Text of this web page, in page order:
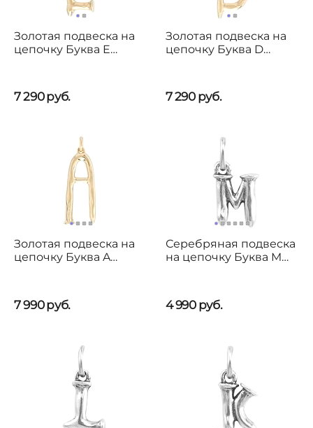
Золотая подвеска на
цепочку Буква E
7 290руб.
Золотая подвеска на
цепочку Буква D
7 290 руб.
Золотая подвеска на
цепочку Буква A
7 990руб.
Серебряная подвеска
на цепочку Буква M
4 990 руб.